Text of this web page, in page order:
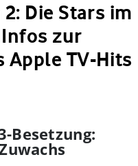
Die Stars im
zur
Apple TV-Hits
Besetzung: